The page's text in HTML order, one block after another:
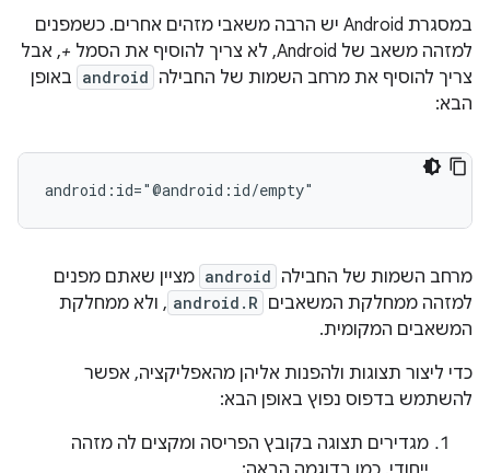
במסגרת Android יש הרבה משאבי מזהים אחרים. כשמפנים
למזהה משאב של Android, לא צריך להוסיף את הסמל
+, אבל
צריך להוסיף את מרחב השמות של החבילה android באופן
הבא:
android:id="@android:id/empty"
מרחב השמות של החבילה android מציין שאתם מפנים
למזהה ממחלקת המשאבים android.R , ולא ממחלקת
המשאבים המקומית.
כדי ליצור תצוגות ולהפנות אליהן מהאפליקציה, אפשר
להשתמש בדפוס נפוץ באופן הבא:
מגדירים תצוגה בקובץ הפריסה ומקצים לה מזהה